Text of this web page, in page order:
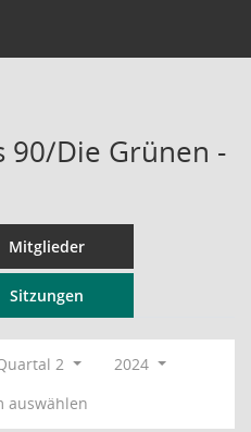
90/Die Grünen -
Mitglieder
Sitzungen
2
2024
auswählen